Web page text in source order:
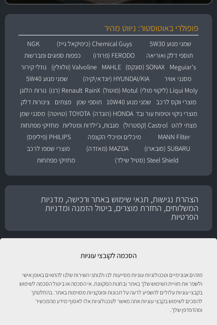
הסכמה לקובצי עוגיות
מזהים אנונימיים וטכנולוגיות עוגיות מסייעות לנו ולנותני השירות שלנו להתאים באופן אישי
ולשפר את חוויית השימוש שלך באתר ובחנות המקוונת. אי הסכמה או ביטול הסכמה לשימוש
בקבצי עוגיות עלולים להשפיע לרעה על תכונות ופונקציות מסוימות באתר. בהחלטתך
להסכים לשימוש בקבצי עוגיות אתה מאשר לטכנולוגיות אלו לאסוף מידע מהמכשיר
ומהדפדפן שלך.
פופולרי באוטוסטור: ניווט מהיר
שמני מנוע 5W30 Chemical Guys (כימיקאל גייז)
NGK
תוספי דלק ואוריאה
FERODO (פרודו)
כפפות ספוגים ומברשות
Meguiar's
SONAX (סונקס) MAHLE Valvoline (וולוולין)
נוזלי קירור
מסנני אוויר
HYUNDAI/KIA (יונדאי\קיה)
שמני מנוע 5W40
Liqui Moly (ליקווי מולי)
Motul (מוטול) RainX Renault (רנו)
נורות הלוגן
מוצרי ווקס לרכב
שמני מנוע 10W40 תוספי שמן מצתים
צינורות דלק
מוצרי ניקוי וטיפוח עור ובד HONDA (הונדה) TOYOTA (טויוטה)
מסנני שמן
מצתי להט Castrol (קסטרול) מגבות, ג'ילדות ומטליות מחזיקי מפתחות
MANN Filter
מיכלים ומיכלי הקצפה
PHILIPS (פיליפס)
SUBARU (סובארו)
MAZDA (מאזדה)
מוצרי שמפו לרכב
Steel Shield (סטיל שילד)
מחזיקי מפתחות
הצהרת נגישות, תנאי שימוש באתר ורכישה, מדניות
המשלוחים, החזרת מוצרים, ביטול הזמנה ומדניות
הפרטיות